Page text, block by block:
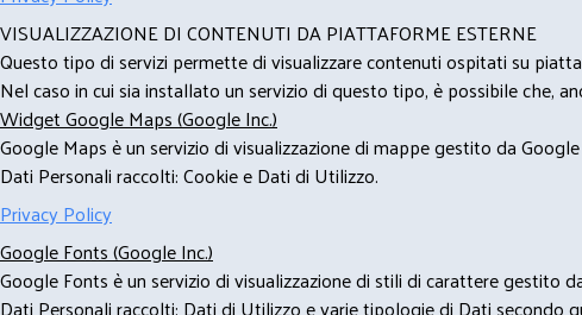
VISUALIZZAZIONE DI CONTENUTI DA PIATTAFORME ESTERNE
Questo tipo di servizi permette di visualizzare contenuti ospitati su
Nel caso in cui sia installato un servizio di questo tipo, è possibile che,
Widget Google Maps (Google Inc.)
Google Maps è un servizio di visualizzazione di mappe gestito da
Dati Personali raccolti: Cookie e Dati di Utilizzo.
Privacy Policy
Google Fonts (Google Inc.)
Google Fonts è un servizio di visualizzazione di stili di carattere